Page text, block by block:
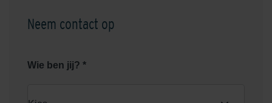
Neem contact op
Wie ben jij? *